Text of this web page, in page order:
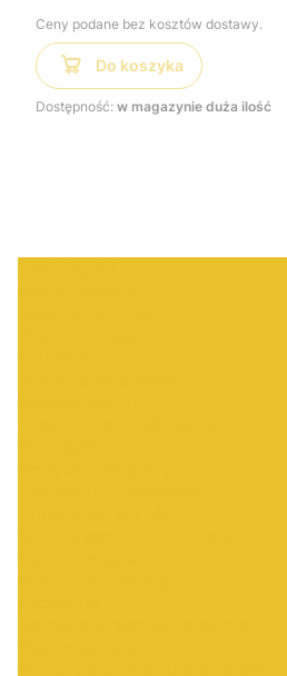
Ceny podane bez kosztów dostawy.
Do koszyka
Dostępność: w magazynie duża ilość